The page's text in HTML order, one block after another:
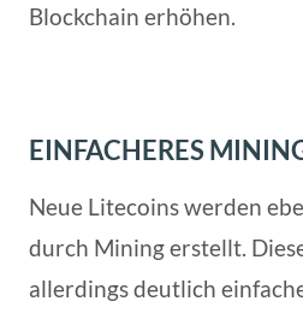
Blockchain erhöhen.
EINFACHERES
Neue Litecoins werden
durch Mining erstellt.
allerdings deutlich